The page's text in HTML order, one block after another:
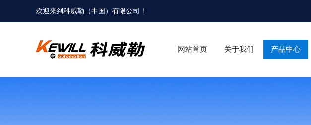
欢迎来到科威勒（中国）有限公司！
网站首页 关于我们 产品中心